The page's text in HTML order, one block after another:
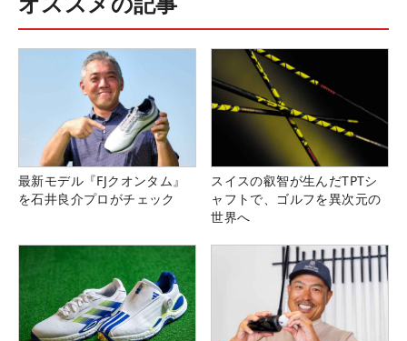
最新モデル『FJクオンタム』
を石井良介プロがチェック
スイスの叡智が生んだTPTシ
ャフトで、ゴルフを異次元の
世界へ